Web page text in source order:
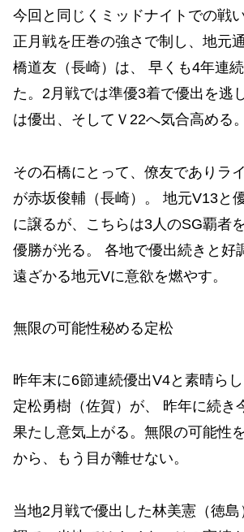
今回と同じくミッドナイトでの戦
正月戦を圧巻の強さで制し、地元
橋道友（長崎）は、 早くも4年連
た。2月戦では準優3着で優出を逃
は優出、そしてＶ22へ気合高める。
その石橋にとって、僚友でありラ
が赤坂俊輔（長崎）。 地元V13と
に譲るが、こちらは3人のSG覇者
優勝が光る。 各地で優出続きと好
遠ざかる地元Vに意欲を燃やす。
無限の可能性秘める定松
昨年末に6節連続優出V4と素晴ら
定松勇樹（佐賀）が、 昨年に続き
果たし意気上がる。無限の可能性
から、もう目が離せない。
当地2月戦で優出した林美憲（徳